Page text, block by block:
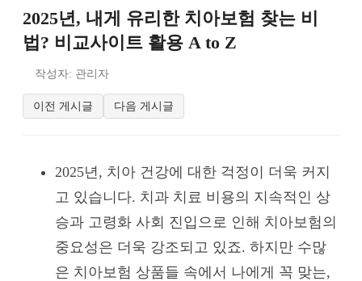
2025년, 내게 유리한 치아보험 찾는 비
법? 비교사이트 활용 A to Z
작성자: 관리자
이전 게시글 다음 게시글
2025년, 치아 건강에 대한 걱정이 더욱 커지
고 있습니다. 치과 치료 비용의 지속적인 상
승과 고령화 사회 진입으로 인해 치아보험의
중요성은 더욱 강조되고 있죠. 하지만 수많
은 치아보험 상품들 속에서 나에게 꼭 맞는,